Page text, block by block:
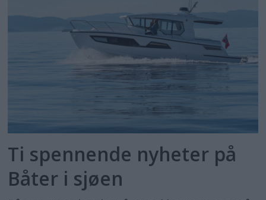
Ti spennende nyheter på
Båter i sjøen